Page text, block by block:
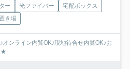
ー 光ファイバー
宅配ボックス
き場
ンライン内覧OK♪現地待合せ内覧OK♪お